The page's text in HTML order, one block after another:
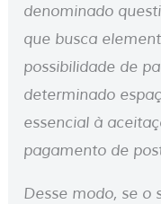
denominado
que busca
possibilidade de
determinado
essencial à
pagamento de
Desse modo, se o